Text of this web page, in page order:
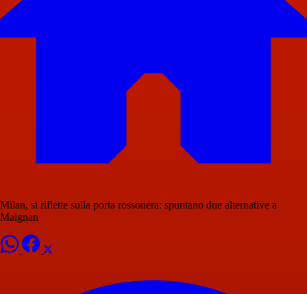
Milan, si riflette sulla porta rossonera: spuntano due alternative a
Maignan